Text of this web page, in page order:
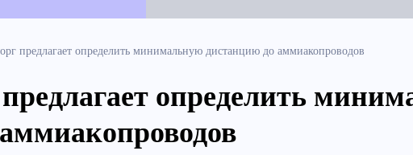
предлагает определить минимальную дистанцию до аммиакопроводов
определить